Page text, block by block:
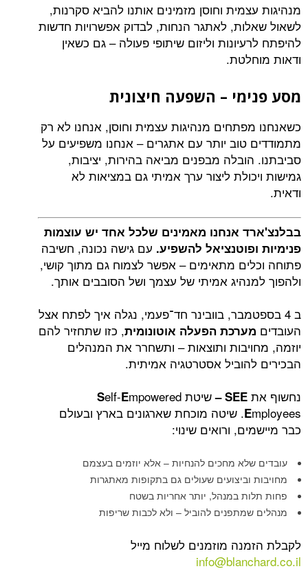
מנהיגות עצמית וחוסן מזמינים אותנו להביא סקרנות,
לשאול שאלות, לאתגר הנחות, לבדוק אפשרויות חדשות
להיפתח לרעיונות וליזום שיתופי פעולה – גם כשאין
ודאות מוחלטת.
מסע פנימי – השפעה חיצונית
כשאנחנו מפתחים מנהיגות עצמית וחוסן, אנחנו לא רק
מתמודדים טוב יותר עם אתגרים – אנחנו משפיעים על
סביבתנו. הובלה מבפנים מביאה בהירות, יציבות,
גמישות ויכולת ליצור ערך אמיתי גם במציאות לא
ודאית.
בבלנצ'ארד אנחנו מאמינים שלכל אחד יש עוצמות
פנימיות ופוטנציאל להשפיע. עם גישה נכונה, חשיבה
פתוחה וכלים מתאימים – אפשר לצמוח גם מתוך קושי,
ולהפוך למנהיג אמיתי של עצמך ושל הסובבים אותך.
ב 4 בספטמבר, בוובינר חד־פעמי, נגלה איך לפתח אצל
העובדים מערכת הפעלה אוטונומית, כזו שתחזיר להם
יוזמה, מחויבות ותוצאות – ותשחרר את המנהלים
הבכירים להוביל אסטרטגיה אמיתית.
נחשוף את SEE – שיטת Self-Empowered
Employees. שיטה מוכחת שארגונים בארץ ובעולם
כבר מיישמים, ורואים שינוי:
עובדים שלא מחכים להנחיות – אלא יוזמים בעצמם
מחויבות וביצועים שעולים גם בתקופות מאתגרות
פחות תלות במנהל, יותר אחריות בשטח
מנהלים שמתפנים להוביל – ולא לכבות שריפות
לקבלת הזמנה מוזמנים לשלוח מייל
info@blanchard.co.il